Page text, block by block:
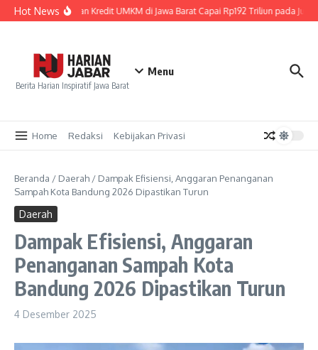
Lewati ke konten
Hot NewsPenyaluran Kredit UMKM di Jawa Barat Capai Rp192 Triliun pada Juni
Berita Harian Inspiratif Jawa Barat
Menu
Home Redaksi Kebijakan Privasi
Beranda / Daerah / Dampak Efisiensi, Anggaran Penanganan
Sampah Kota Bandung 2026 Dipastikan Turun
Daerah
Dampak Efisiensi, Anggaran
Penanganan Sampah Kota
Bandung 2026 Dipastikan Turun
4 Desember 2025